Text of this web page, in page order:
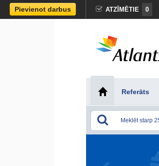
Pievienot darbus ATZĪMĒTIE 0
Referāts